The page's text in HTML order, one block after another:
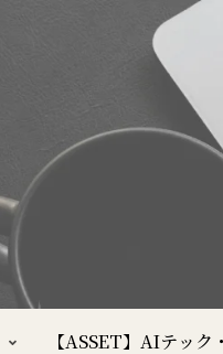
【ASSET】AIテッ